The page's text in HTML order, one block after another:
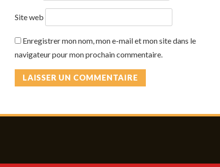
Site web
Enregistrer mon nom, mon e-mail et mon site dans le
navigateur pour mon prochain commentaire.